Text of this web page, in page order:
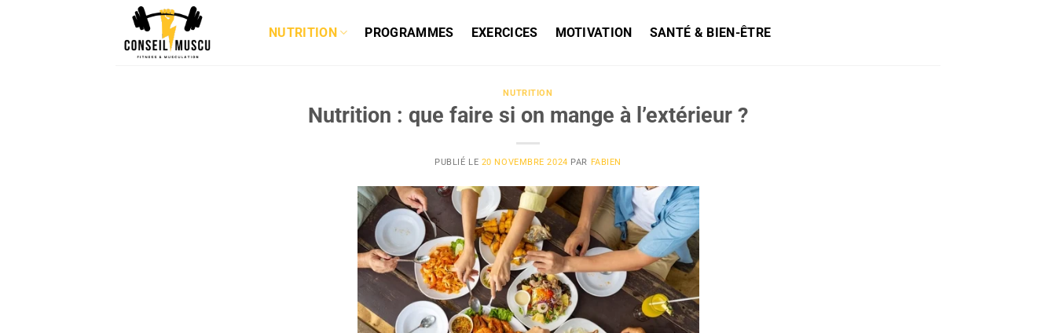
NUTRITION PROGRAMMES EXERCICES MOTIVATION SANTÉ & BIEN-ÊTRE
NUTRITION
Nutrition : que faire si on mange à l’extérieur ?
PUBLIÉ LE 20 NOVEMBRE 2024 PAR FABIEN